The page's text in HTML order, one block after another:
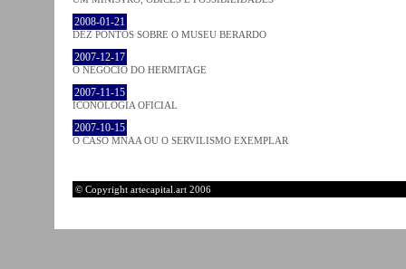
2008-01-21
DEZ PONTOS SOBRE O MUSEU BERARDO
2007-12-17
O NEGÓCIO DO HERMITAGE
2007-11-15
ICONOLOGIA OFICIAL
2007-10-15
O CASO MNAA OU O SERVILISMO EXEMPLAR
© Copyright artecapital.art 2006